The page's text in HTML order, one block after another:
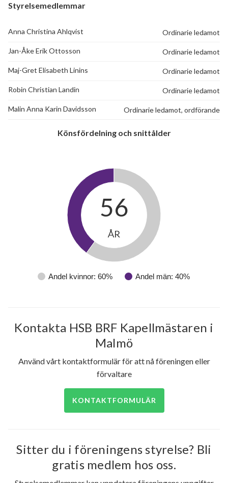
Styrelsemedlemmar
Anna Christina Ahlqvist Ordinarie ledamot
Jan-Åke Erik Ottosson Ordinarie ledamot
Maj-Gret Elisabeth Linins Ordinarie ledamot
Robin Christian Landin Ordinarie ledamot
Malin Anna Karin Davidsson Ordinarie ledamot, ordförande
Könsfördelning och snittålder
Andel kvinnor: 60% Andel män: 40%
56
ÅR
Kontakta HSB BRF Kapellmästaren i
Malmö
Använd vårt kontaktformulär för att nå föreningen eller
förvaltare
KONTAKTFORMULÄR
Sitter du i föreningens styrelse? Bli
gratis medlem hos oss.